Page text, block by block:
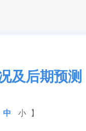
及后期预测
中 小 】